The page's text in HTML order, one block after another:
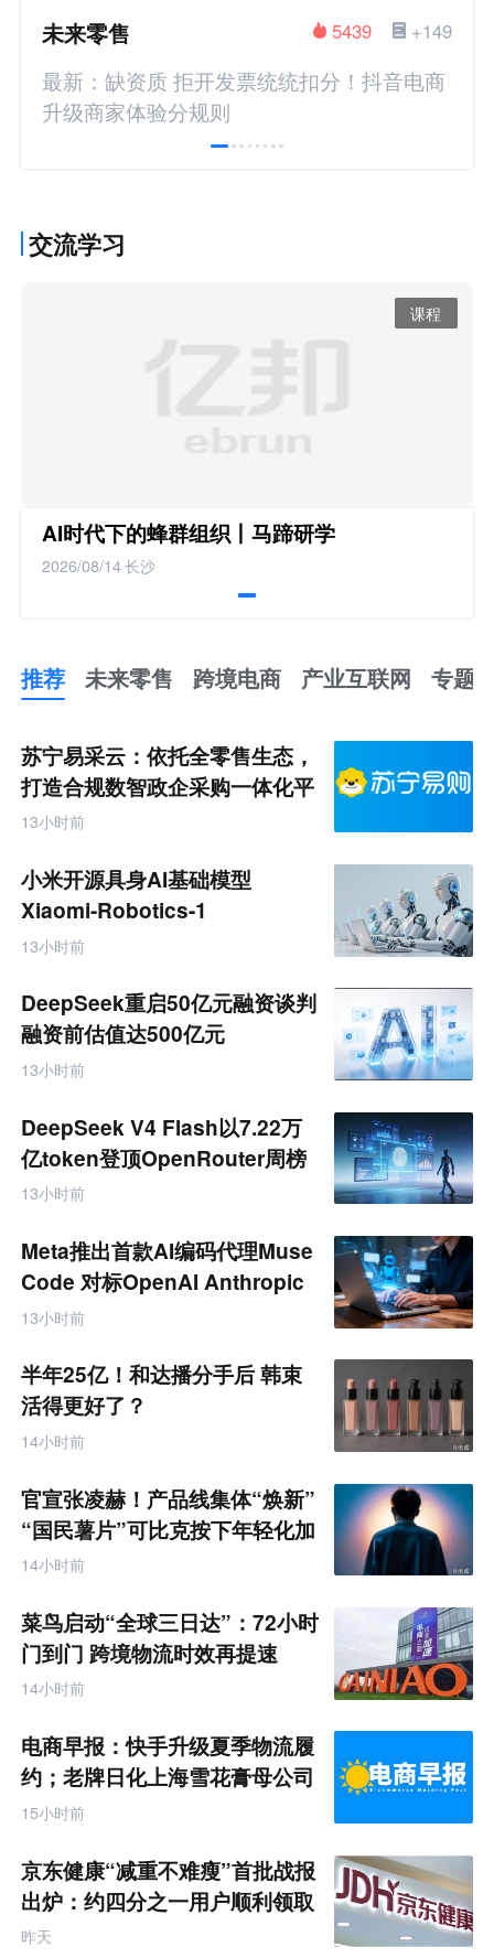
未来零售 +149
5439
最新：缺资质 拒开发票统统扣分！抖音电商
升级商家体验分规则
交流学习
课程
AI时代下的蜂群组织丨马蹄研学
2026/08/14长沙
推荐 未来零售 跨境电商 产业互联网 专题
未
来
零
售
跨
境
商
产
业
互
联
网
苏宁易采云：依托全零售生态，
打造合规数智政企采购一体化平
台
13小时前
小米开源具身AI基础模型
Xiaomi-Robotics-1
13小时前
DeepSeek重启50亿元融资谈判
融资前估值达500亿元
13小时前
DeepSeek V4 Flash以7.22万
亿token登顶OpenRouter周榜
13小时前
Meta推出首款AI编码代理Muse
Code 对标OpenAI Anthropic
13小时前
半年25亿！和达播分手后 韩束
活得更好了？
14小时前
官宣张凌赫！产品线集体“焕新”
“国民薯片”可比克按下年轻化加
速键
14小时前
菜鸟启动“全球三日达”：72小时
门到门 跨境物流时效再提速
14小时前
电商早报：快手升级夏季物流履
约；老牌日化上海雪花膏母公司
破产
15小时前
京东健康“减重不难瘦”首批战报
出炉：约四分之一用户顺利领取
200元挑战金
昨天